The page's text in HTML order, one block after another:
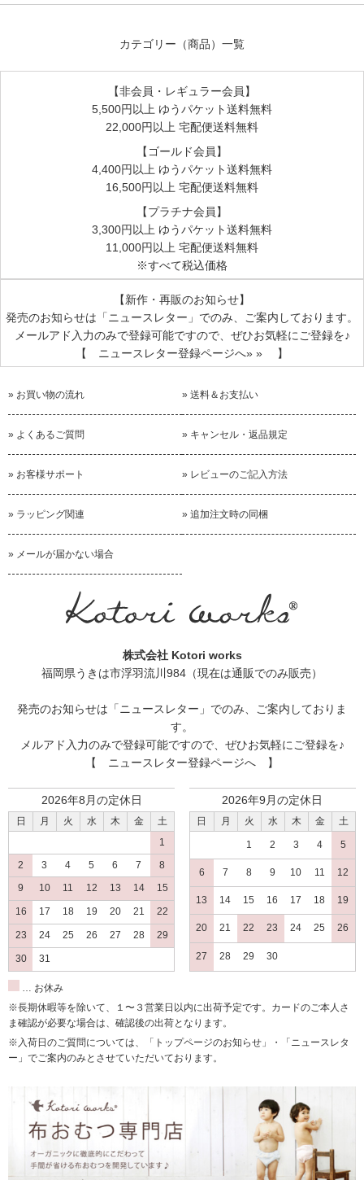
カテゴリー（商品）一覧
【非会員・レギュラー会員】
5,500円以上 ゆうパケット送料無料
22,000円以上 宅配便送料無料
【ゴールド会員】
4,400円以上 ゆうパケット送料無料
16,500円以上 宅配便送料無料
【プラチナ会員】
3,300円以上 ゆうパケット送料無料
11,000円以上 宅配便送料無料
※すべて税込価格
【新作・再販のお知らせ】
発売のお知らせは 「ニュースレター」 でのみ、ご案内しております。
メールアド入力のみで登録可能ですので、ぜひお気軽にご登録を♪
【 ニュースレター登録ページへ» » 】
» お買い物の流れ » 送料＆お支払い
» よくあるご質問 » キャンセル・返品規定
» お客様サポート » レビューのご記入方法
» ラッピング関連 » 追加注文時の同梱
» メールが届かない場合
株式会社 Kotori works
福岡県うきは市浮羽流川984（現在は通販でのみ販売）
発売のお知らせは 「ニュースレター」 でのみ、ご案内しておりま
す。
メルアド入力のみで登録可能ですので、ぜひお気軽にご登録を♪
【 ニュースレター登録ページへ 】
2026年8月の定休日
日 月 火 水 木 金
土
1
2
3 4 5 6 7
8
9
10 11 12 13 14 15
16 17 18 19 20 21 22
23 24 25 26 27 28 29
30 31
2026年9月の定休日
日 月 火 水 木 金 土
1 2 3 4 5
6 7 8 9 10 11 12
13 14 15 16 17 18 19
20 21 22 23 24 25 26
27 28 29 30
… お休み
※長期休暇等を除いて、１〜３営業日以内に出荷予定です。カードのご本人さ
ま確認が必要な場合は、確認後の出荷となります。
※入荷日のご質問については、「トップページのお知らせ」・「ニュースレタ
ー」でご案内のみとさせていただいております。